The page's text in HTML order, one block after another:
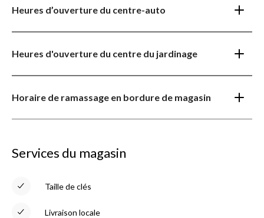
Heures d’ouverture du centre-auto
Heures d'ouverture du centre du jardinage
Horaire de ramassage en bordure de magasin
Services du magasin
Taille de clés
Livraison locale